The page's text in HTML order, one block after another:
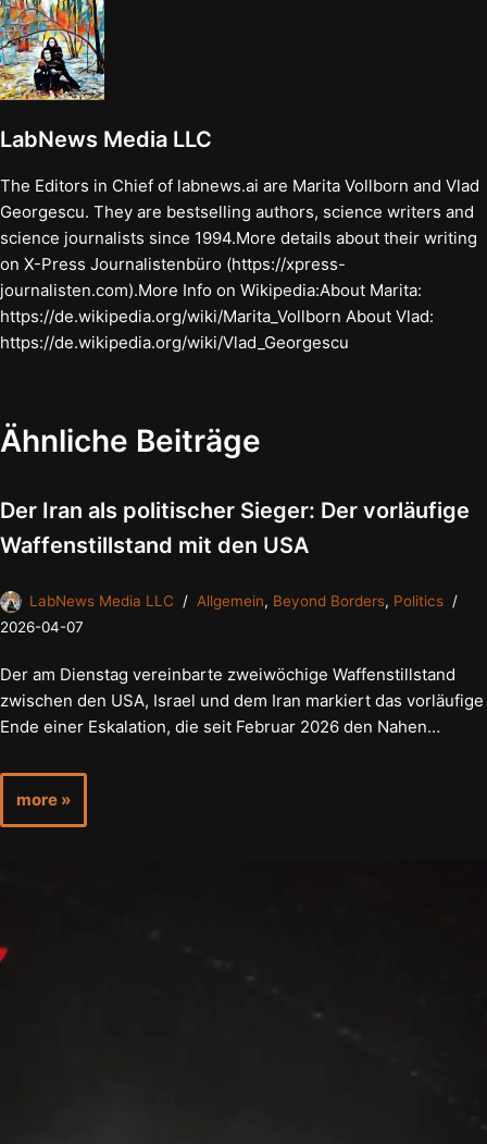
LabNews Media LLC
The Editors in Chief of labnews.ai are Marita Vollborn and Vlad
Georgescu. They are bestselling authors, science writers and
science journalists since 1994.More details about their writing
on X-Press Journalistenbüro (https://xpress-
journalisten.com).More Info on Wikipedia:About Marita:
https://de.wikipedia.org/wiki/Marita_Vollborn About Vlad:
https://de.wikipedia.org/wiki/Vlad_Georgescu
Ähnliche Beiträge
Der Iran als politischer Sieger: Der vorläufige
Waffenstillstand mit den USA
LabNews Media LLC Allgemein, Beyond Borders, Politics
2026-04-07
Der am Dienstag vereinbarte zweiwöchige Waffenstillstand
zwischen den USA, Israel und dem Iran markiert das vorläufige
Ende einer Eskalation, die seit Februar 2026 den Nahen…
more »